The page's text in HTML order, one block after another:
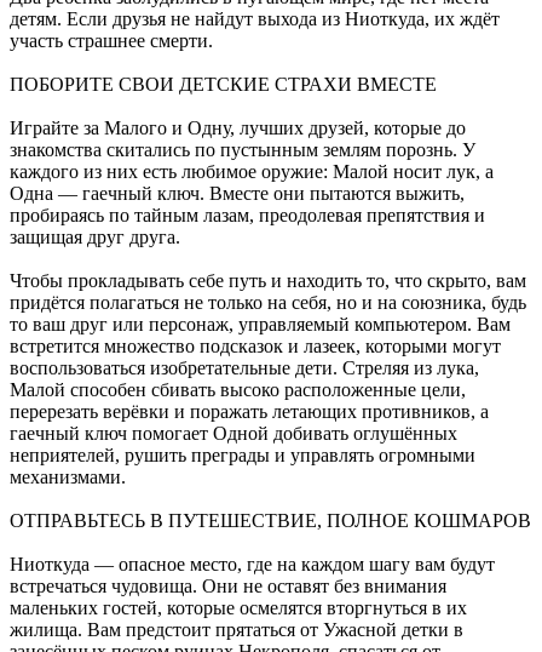
детям. Если друзья не найдут выхода из Ниоткуда, их ждёт
участь страшнее смерти.
ПОБОРИТЕ СВОИ ДЕТСКИЕ СТРАХИ ВМЕСТЕ
Играйте за Малого и Одну, лучших друзей, которые до
знакомства скитались по пустынным землям порознь. У
каждого из них есть любимое оружие: Малой носит лук, а
Одна — гаечный ключ. Вместе они пытаются выжить,
пробираясь по тайным лазам, преодолевая препятствия и
защищая друг друга.
Чтобы прокладывать себе путь и находить то, что скрыто, вам
придётся полагаться не только на себя, но и на союзника, будь
то ваш друг или персонаж, управляемый компьютером. Вам
встретится множество подсказок и лазеек, которыми могут
воспользоваться изобретательные дети. Стреляя из лука,
Малой способен сбивать высоко расположенные цели,
перерезать верёвки и поражать летающих противников, а
гаечный ключ помогает Одной добивать оглушённых
неприятелей, рушить преграды и управлять огромными
механизмами.
ОТПРАВЬТЕСЬ В ПУТЕШЕСТВИЕ, ПОЛНОЕ КОШМАРОВ
Ниоткуда — опасное место, где на каждом шагу вам будут
встречаться чудовища. Они не оставят без внимания
маленьких гостей, которые осмелятся вторгнуться в их
жилища. Вам предстоит прятаться от Ужасной детки в